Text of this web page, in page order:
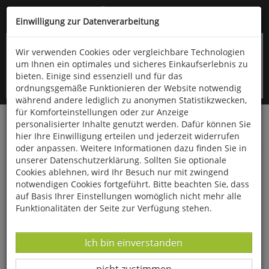
Kompletten Head der Seite überspringen
oder (06766) 9323-960
Startseite Haushalt & Garten
Küche & Haushalt
Diverses
Gusseiserner Kräuterhänger
Einwilligung zur Datenverarbeitung
Wir verwenden Cookies oder vergleichbare Technologien
um Ihnen ein optimales und sicheres Einkaufserlebnis zu
bieten. Einige sind essenziell und für das
ordnungsgemäße Funktionieren der Website notwendig
während andere lediglich zu anonymen Statistikzwecken,
für Komforteinstellungen oder zur Anzeige
personalisierter Inhalte genutzt werden. Dafür können Sie
hier Ihre Einwilligung erteilen und jederzeit widerrufen
oder anpassen. Weitere Informationen dazu finden Sie in
unserer Datenschutzerklärung. Sollten Sie optionale
Cookies ablehnen, wird Ihr Besuch nur mit zwingend
notwendigen Cookies fortgeführt. Bitte beachten Sie, dass
auf Basis Ihrer Einstellungen womöglich nicht mehr alle
Funktionalitäten der Seite zur Verfügung stehen.
Datenverarbeitung -
Ich bin einverstanden